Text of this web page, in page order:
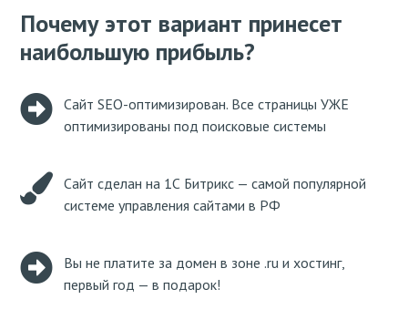
Почему этот вариант принесет
наибольшую прибыль?
Сайт SEO-оптимизирован. Все страницы УЖЕ
оптимизированы под поисковые системы
Сайт сделан на 1С Битрикс — самой популярной
системе управления сайтами в РФ
Вы не платите за домен в зоне .ru и хостинг,
первый год — в подарок!